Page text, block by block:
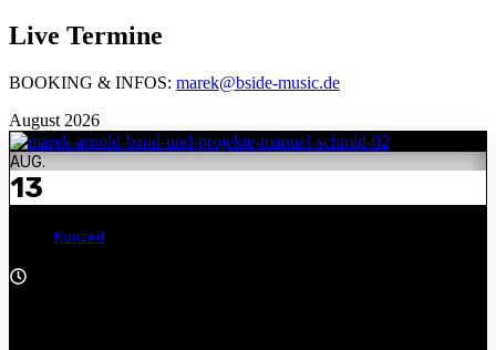
Live Termine
BOOKING & INFOS: marek@bside-music.de
August 2026
AUG.
13
Konzert